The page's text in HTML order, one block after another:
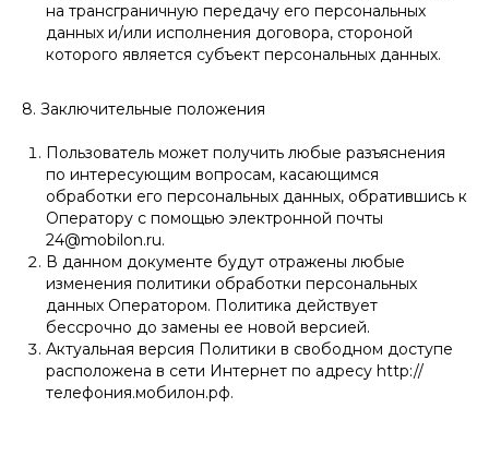
на трансграничную передачу его персональных
данных и/или исполнения договора, стороной
которого является субъект персональных данных.
8. Заключительные положения
Пользователь может получить любые разъяснения
по интересующим вопросам, касающимся
обработки его персональных данных, обратившись к
Оператору с помощью электронной почты
24@mobilon.ru.
В данном документе будут отражены любые
изменения политики обработки персональных
данных Оператором. Политика действует
бессрочно до замены ее новой версией.
Актуальная версия Политики в свободном доступе
расположена в сети Интернет по адресу http://
телефония.мобилон.рф.